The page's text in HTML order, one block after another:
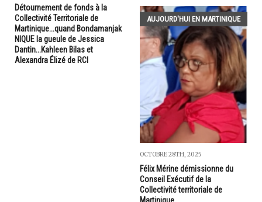
Détournement de fonds à la
Collectivité Territoriale de
Martinique...quand Bondamanjak
NIQUE la gueule de Jessica
Dantin...Kahleen Bilas et
Alexandra Élizé de RCI
AUJOURD'HUI EN MARTINIQUE
OCTOBRE 28TH, 2025
Félix Mérine démissionne du
Conseil Exécutif de la
Collectivité territoriale de